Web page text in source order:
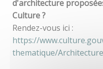
d'architecture
Culture ?
Rendez-vous ici :
https://
thematique/Architecture